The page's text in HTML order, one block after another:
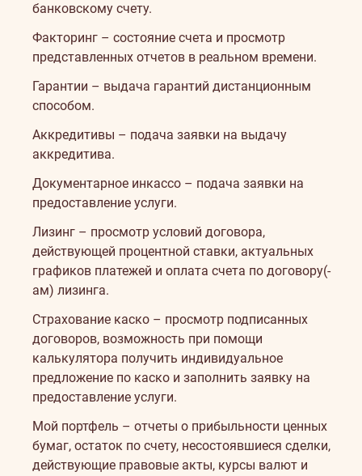
банковскому счету.
Факторинг – состояние счета и просмотр
представленных отчетов в реальном времени.
Гарантии – выдача гарантий дистанционным
способом.
Аккредитивы – подача заявки на выдачу
аккредитива.
Документарное инкассо – подача заявки на
предоставление услуги.
Лизинг – просмотр условий договора,
действующей процентной ставки, актуальных
графиков платежей и оплата счета по договору(-
ам) лизинга.
Страхование каско – просмотр подписанных
договоров, возможность при помощи
калькулятора получить индивидуальное
предложение по каско и заполнить заявку на
предоставление услуги.
Мой портфель – отчеты о прибыльности ценных
бумаг, остаток по счету, несостоявшиеся сделки,
действующие правовые акты, курсы валют и